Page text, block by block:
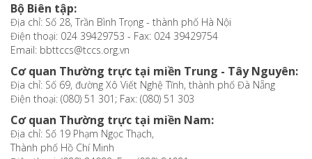
Bộ Biên tập:
Địa chỉ: Số 28, Trần Bình Trọng - thành phố Hà Nội
Điện thoại: 024 39429753 - Fax: 024 39429754
Email: bbttccs@tccs.org.vn
Cơ quan Thường trực tại miền Trung - Tây Nguyên:
Địa chỉ: Số 69, đường Xô Viết Nghệ Tĩnh, thành phố Đà Nẵng
Điện thoại: (080) 51 301; Fax: (080) 51 303
Cơ quan Thường trực tại miền Nam:
Địa chỉ: Số 19 Phạm Ngọc Thạch,
Thành phố Hồ Chí Minh